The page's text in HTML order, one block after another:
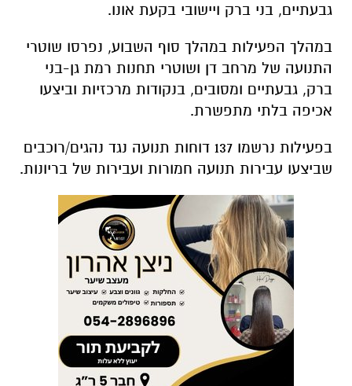
ברק, גבעתיים ומסובים, בנקודות מרכזיות וביצעו
בפעילות נרשמו 137 דוחות תנועה נגד נהגים/רוכבים
שביצעו עבירות תנועה חמורות ועבירות של בריונות.
להלן פירוט חלק מהעבירות שנאכפו:
▪️3 נהגים נתפסו תחת השפעת אלכוהול, זומנו